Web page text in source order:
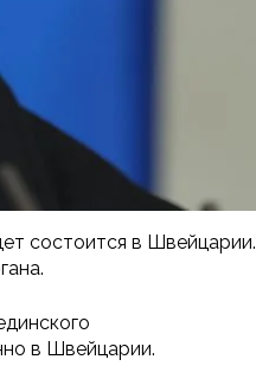
состоится в Швейцарии.
в Швейцарии.